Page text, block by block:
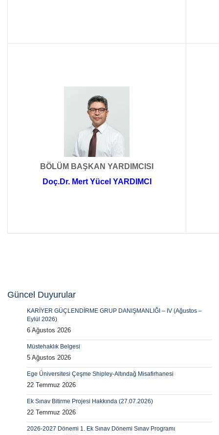
BÖLÜM BAŞKAN YARDIMCISI
Doç.Dr. Mert Yücel YARDIMCI
Güncel Duyurular
KARİYER GÜÇLENDİRME GRUP DANIŞMANLIĞI – IV (Ağustos –
Eylül 2026)
6 Ağustos 2026
Müstehaklık Belgesi
5 Ağustos 2026
Ege Üniversitesi Çeşme Shipley-Altındağ Misafirhanesi
22 Temmuz 2026
Ek Sınav Bitirme Projesi Hakkında (27.07.2026)
22 Temmuz 2026
2026-2027 Dönemi 1. Ek Sınav Dönemi Sınav Programı